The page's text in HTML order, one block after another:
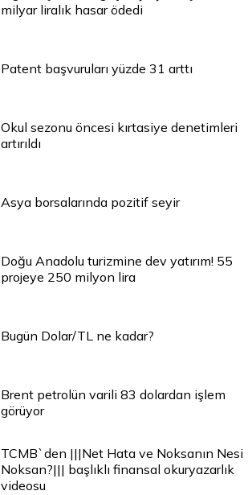
milyar liralık hasar ödedi
Patent başvuruları yüzde 31 arttı
Okul sezonu öncesi kırtasiye denetimleri
artırıldı
Asya borsalarında pozitif seyir
Doğu Anadolu turizmine dev yatırım! 55
projeye 250 milyon lira
Bugün Dolar/TL ne kadar?
Brent petrolün varili 83 dolardan işlem
görüyor
TCMB`den |||Net Hata ve Noksanın Nesi
Noksan?||| başlıklı finansal okuryazarlık
videosu